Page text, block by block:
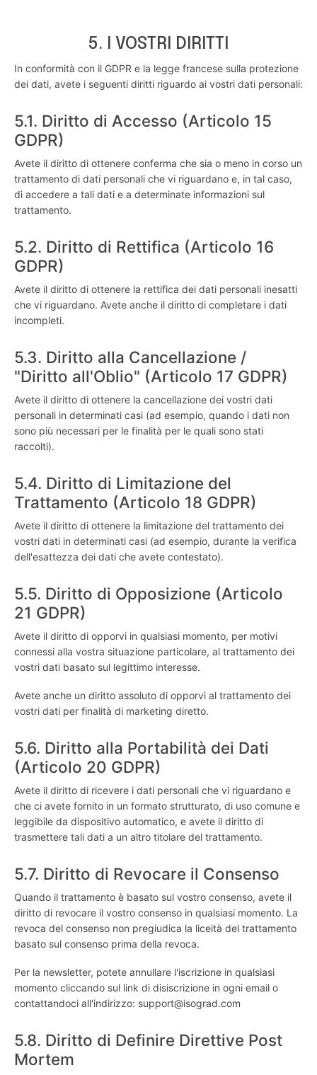
5. I VOSTRI DIRITTI
In conformità con il GDPR e la legge francese sulla protezione
dei dati, avete i seguenti diritti riguardo ai vostri dati personali:
5.1. Diritto di Accesso (Articolo 15
GDPR)
Avete il diritto di ottenere conferma che sia o meno in corso un
trattamento di dati personali che vi riguardano e, in tal caso,
di accedere a tali dati e a determinate informazioni sul
trattamento.
5.2. Diritto di Rettifica (Articolo 16
GDPR)
Avete il diritto di ottenere la rettifica dei dati personali inesatti
che vi riguardano. Avete anche il diritto di completare i dati
incompleti.
5.3. Diritto alla Cancellazione /
"Diritto all'Oblio" (Articolo 17 GDPR)
Avete il diritto di ottenere la cancellazione dei vostri dati
personali in determinati casi (ad esempio, quando i dati non
sono più necessari per le finalità per le quali sono stati
raccolti).
5.4. Diritto di Limitazione del
Trattamento (Articolo 18 GDPR)
Avete il diritto di ottenere la limitazione del trattamento dei
vostri dati in determinati casi (ad esempio, durante la verifica
dell'esattezza dei dati che avete contestato).
5.5. Diritto di Opposizione (Articolo
21 GDPR)
Avete il diritto di opporvi in qualsiasi momento, per motivi
connessi alla vostra situazione particolare, al trattamento dei
vostri dati basato sul legittimo interesse.
Avete anche un diritto assoluto di opporvi al trattamento dei
vostri dati per finalità di marketing diretto.
5.6. Diritto alla Portabilità dei Dati
(Articolo 20 GDPR)
Avete il diritto di ricevere i dati personali che vi riguardano e
che ci avete fornito in un formato strutturato, di uso comune e
leggibile da dispositivo automatico, e avete il diritto di
trasmettere tali dati a un altro titolare del trattamento.
5.7. Diritto di Revocare il Consenso
Quando il trattamento è basato sul vostro consenso, avete il
diritto di revocare il vostro consenso in qualsiasi momento. La
revoca del consenso non pregiudica la liceità del trattamento
basato sul consenso prima della revoca.
Per la newsletter, potete annullare l'iscrizione in qualsiasi
momento cliccando sul link di disiscrizione in ogni email o
contattandoci all'indirizzo: support@isograd.com
5.8. Diritto di Definire Direttive Post
Mortem